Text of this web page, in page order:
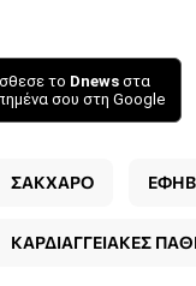
το Dnews στα
σου στη Google
ΣΑΚΧΑΡΟ
ΚΑΡΔΙΑΓΓΕΙΑΚΕΣ